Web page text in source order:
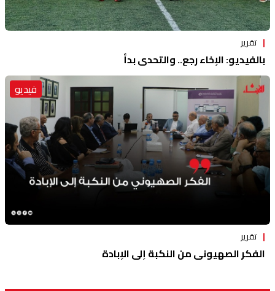
تقرير
بالفيديو: الإخاء رجع.. والتحدي بدأ
فيديو
تقرير
الفكر الصهيوني من النكبة إلى الإبادة